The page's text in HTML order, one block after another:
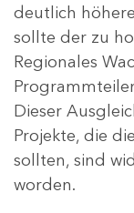
deutlich
sollte der zu
Regionales
Dieser
Projekte, die
sollten, sind
worden.